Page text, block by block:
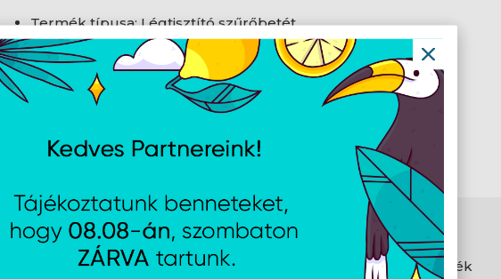
Termék típusa: Légtisztító szűrőbetét
Kompatibilitás: Tesla okos légtisztító, Pro M
Színe: Fekete
Termék mérete: 317 x 228 x 10 mm
Termék súlya: 130 g
Technikai adatok
Műszaki adatok
Termék típusa Légtisztító tartozék